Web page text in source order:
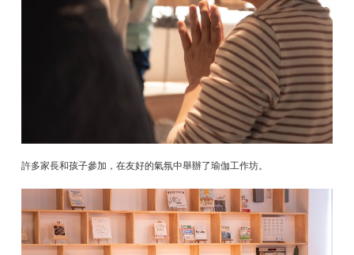
許多家長和孩子參加，在友好的氣氛中舉辦了瑜伽工作坊。